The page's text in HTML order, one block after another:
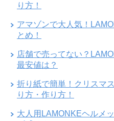
り方！
アマゾンで大人気！
とめ！
店舗で売ってない？
最安値は？
折り紙で簡単！クリスマ
り方・作り方！
大人用LAMONKEヘルメ